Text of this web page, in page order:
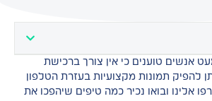
אנשים טוענים כי אין צורך ברכישת
להפיק תמונות מקצועיות בעזרת הטלפון
אלינו ובואו נכיר כמה טיפים שיהפכו את